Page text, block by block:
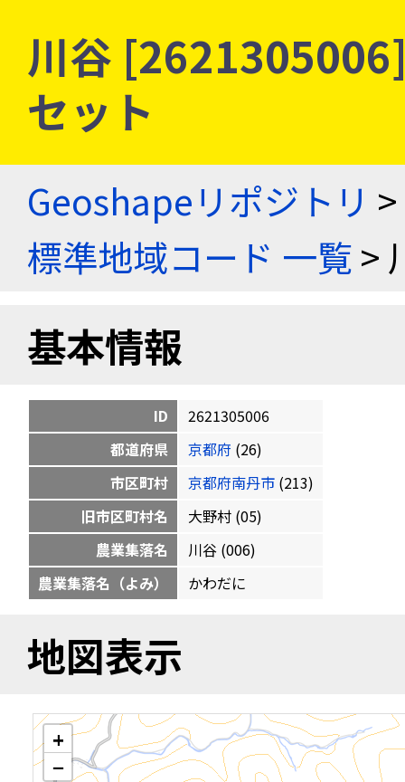
川谷
セット
Geoshapeリポジトリ >
標準地域コード 一覧>
基本情報
ID
2621305006
都道府県
京都府 (26)
市区町村
京都府南丹市 (213)
旧市区町村名
大野村 (05)
農業集落名
川谷 (006)
農業集落名（よみ）
かわだに
地図表示
+
−